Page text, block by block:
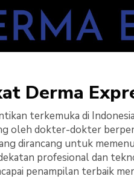
Derma
terkemuka di
oleh dokter-dokter
dirancang untuk
profesional dan
penampilan terbaik